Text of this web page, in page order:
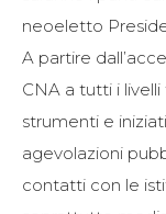
neoeletto
A partire
CNA a tutti i
strumenti e
agevolazioni
contatti con le